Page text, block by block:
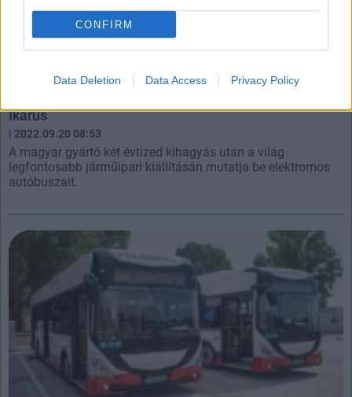
CONFIRM
Data Deletion Data Access Privacy Policy
Ikarus
| 2022.09.20 08:53
A magyar gyártó két évtized kihagyás után a világ
legfontosabb járműipari kiállításán mutatja be elektromos
autóbuszait.